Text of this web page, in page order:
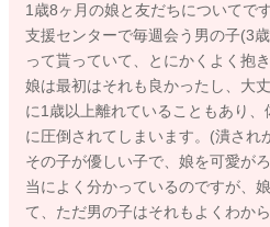
1歳8ヶ月の娘と友だちについてです
支援センターで毎週会う男の子(3
って貰っていて、とにかくよく抱
娘は最初はそれも良かったし、大
に1歳以上離れていることもあり
に圧倒されてしまいます。(潰され
その子が優しい子で、娘を可愛が
当によく分かっているのですが、
て、ただ男の子はそれもよくわか